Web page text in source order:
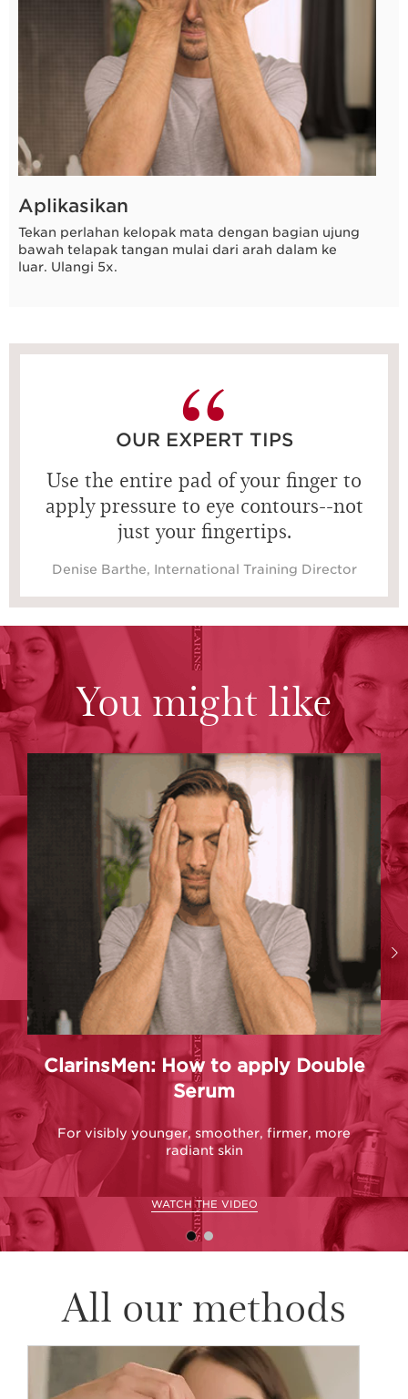
Aplikasikan
Tekan perlahan kelopak mata dengan bagian ujung
bawah telapak tangan mulai dari arah dalam ke
luar. Ulangi 5x.
OUR EXPERT TIPS
Use the entire pad of your finger to
apply pressure to eye contours--not
just your fingertips.
Denise Barthe, International Training Director
You might like
ClarinsMen: How to apply Double
Serum
For visibly younger, smoother, firmer, more
radiant skin
WATCH THE VIDEO
All our methods